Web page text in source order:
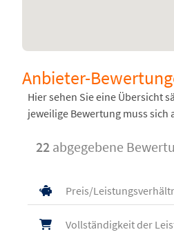
Anbieter-
Hier sehen Sie eine Übersicht
jeweilige Bewertung muss
22 abgegebene
Preis/
Vollständigkeit der